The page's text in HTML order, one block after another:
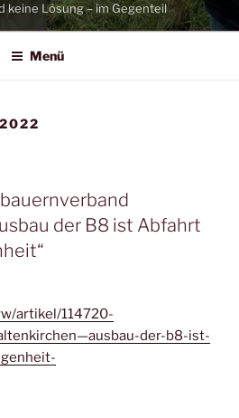
keine Lösung – im Gegenteil
Menü
der B8 ist Abfahrt
artikel/114720-
der-b8-ist-